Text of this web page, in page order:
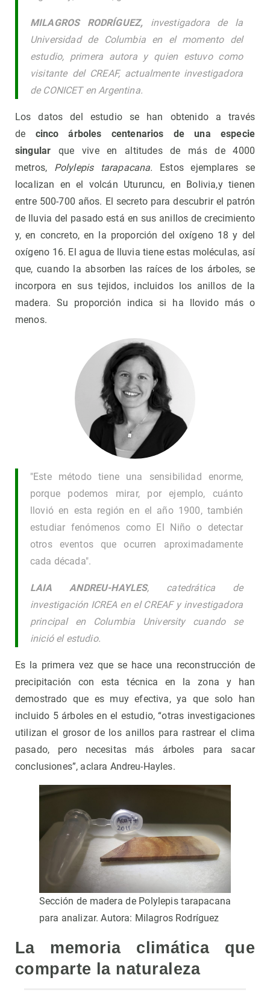
MILAGROS RODRÍGUEZ, investigadora de la
Universidad de Columbia en el momento del
estudio, primera autora y quien estuvo como
visitante del CREAF, actualmente investigadora
de CONICET en Argentina.
Los datos del estudio se han obtenido a través
de cinco árboles centenarios de una especie
singular que vive en altitudes de más de 4000
metros, Polylepis tarapacana. Estos ejemplares se
localizan en el volcán Uturuncu, en Bolivia,y tienen
entre 500-700 años. El secreto para descubrir el patrón
de lluvia del pasado está en sus anillos de crecimiento
y, en concreto, en la proporción del oxígeno 18 y del
oxígeno 16. El agua de lluvia tiene estas moléculas, así
que, cuando la absorben las raíces de los árboles, se
incorpora en sus tejidos, incluidos los anillos de la
madera. Su proporción indica si ha llovido más o
menos.
"Este método tiene una sensibilidad enorme,
porque podemos mirar, por ejemplo, cuánto
llovió en esta región en el año 1900, también
estudiar fenómenos como El Niño o detectar
otros eventos que ocurren aproximadamente
cada década".
LAIA ANDREU-HAYLES, catedrática de
investigación ICREA en el CREAF y investigadora
principal en Columbia University cuando se
inició el estudio.
Es la primera vez que se hace una reconstrucción de
precipitación con esta técnica en la zona y han
demostrado que es muy efectiva, ya que solo han
incluido 5 árboles en el estudio, “otras investigaciones
utilizan el grosor de los anillos para rastrear el clima
pasado, pero necesitas más árboles para sacar
conclusiones”, aclara Andreu-Hayles.
Sección de madera de Polylepis tarapacana
para analizar. Autora: Milagros Rodríguez
La memoria climática que
comparte la naturaleza